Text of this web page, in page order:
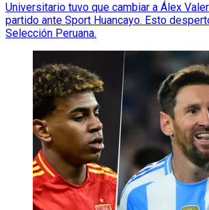
Universitario tuvo que cambiar a Álex
partido ante Sport Huancayo. Esto
Selección Peruana.